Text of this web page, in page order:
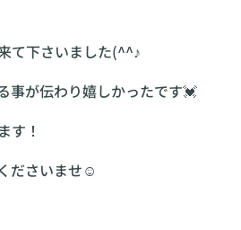
て下さいました(^^♪
事が伝わり嬉しかったです💓
す！
ださいませ☺